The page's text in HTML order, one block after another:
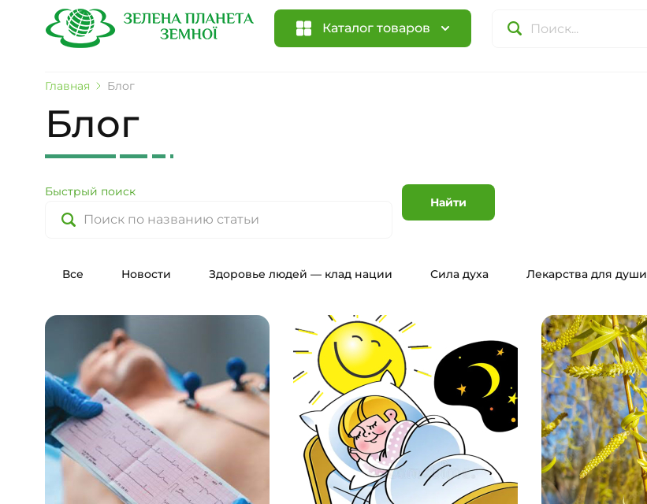
Каталог товаров
Главная Блог
Блог
Быстрый поиск
Найти
Все Новости Здоровье людей — клад нации Сила духа Лекарства для души